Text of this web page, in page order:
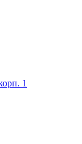
1